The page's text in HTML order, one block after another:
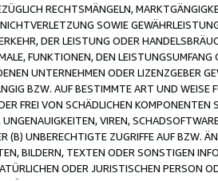
RECHTSMÄNGELN,
SOWIE
DER LEISTUNG ODER
FUNKTIONEN, DEN
UNTERNEHMEN ODER LIZENZGEBER
BZW. AUF BESTIMMTE ART UND
FREI VON SCHÄDLICHEN
UNGENAUIGKEITEN, VIREN,
(B) UNBERECHTIGTE ZUGRIFFE AUF BZW.
BILDERN, TEXTEN ODER SONSTIGEN
ODER JURISTISCHEN PERSON